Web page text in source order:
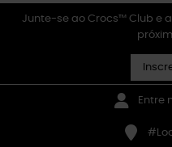
Junte-se ao Crocs™ Club e
Entre